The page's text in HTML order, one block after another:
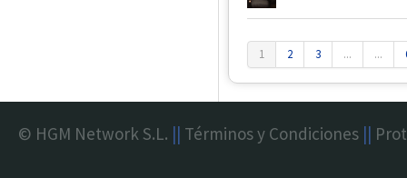
1 2 3 ... ...
© HGM Network S.L. || Términos y Condiciones ||